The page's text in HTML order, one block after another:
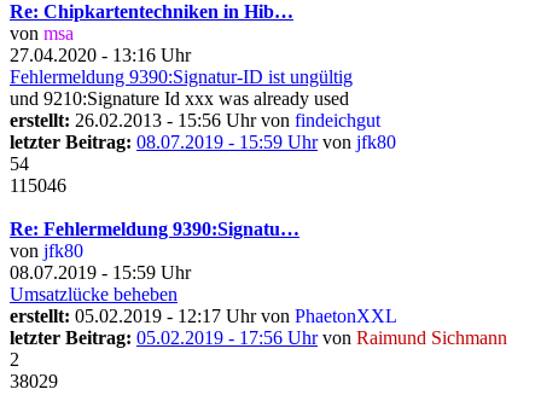
Re: Chipkartentechniken in Hib…
von msa
27.04.2020 - 13:16 Uhr
Fehlermeldung 9390:Signatur-ID ist ungültig
und 9210:Signature Id xxx was already used
erstellt: 26.02.2013 - 15:56 Uhr von findeichgut
letzter Beitrag: 08.07.2019 - 15:59 Uhrvon jfk80
54
115046
Re: Fehlermeldung 9390:Signatu…
von jfk80
08.07.2019 - 15:59 Uhr
Umsatzlücke beheben
erstellt: 05.02.2019 - 12:17 Uhr von PhaetonXXL
letzter Beitrag: 05.02.2019 - 17:56 Uhrvon Raimund Sichmann
2
38029